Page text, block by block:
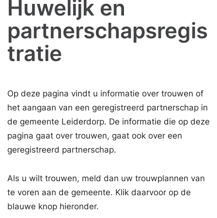
Huwelijk en
partnerschapsregis
tratie
Op deze pagina vindt u informatie over trouwen of
het aangaan van een geregistreerd partnerschap in
de gemeente Leiderdorp. De informatie die op deze
pagina gaat over trouwen, gaat ook over een
geregistreerd partnerschap.
Als u wilt trouwen, meld dan uw trouwplannen van
te voren aan de gemeente. Klik daarvoor op de
blauwe knop hieronder.